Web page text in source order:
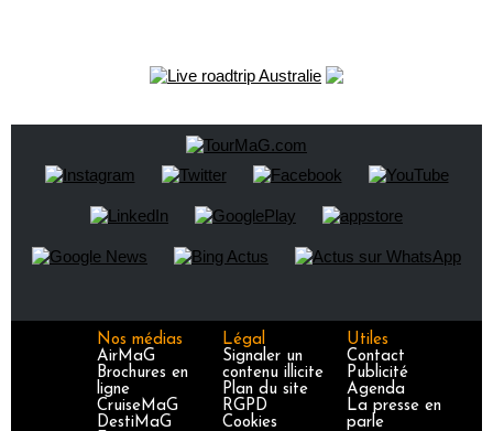
Nos médias
AirMaG
Brochures en
ligne
CruiseMaG
DestiMaG
Légal
Signaler un
contenu illicite
Plan du site
RGPD
Cookies
Utiles
Contact
Publicité
Agenda
La presse en
parle